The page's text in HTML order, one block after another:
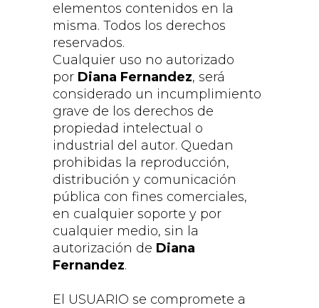
elementos contenidos en la
misma. Todos los derechos
reservados.
Cualquier uso no autorizado
por Diana Fernandez, será
considerado un incumplimiento
grave de los derechos de
propiedad intelectual o
industrial del autor. Quedan
prohibidas la reproducción,
distribución y comunicación
pública con fines comerciales,
en cualquier soporte y por
cualquier medio, sin la
autorización de Diana
Fernandez.
El USUARIO se compromete a